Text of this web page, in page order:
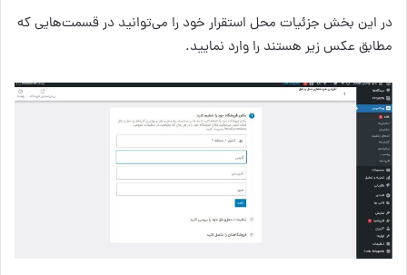
در این بخش جزئیات محل استقرار خود را می‌توانید در قسمت‌هایی که
مطابق عکس زیر هستند را وارد نمایید.